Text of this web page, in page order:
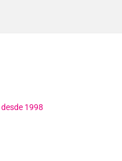
desde 1998